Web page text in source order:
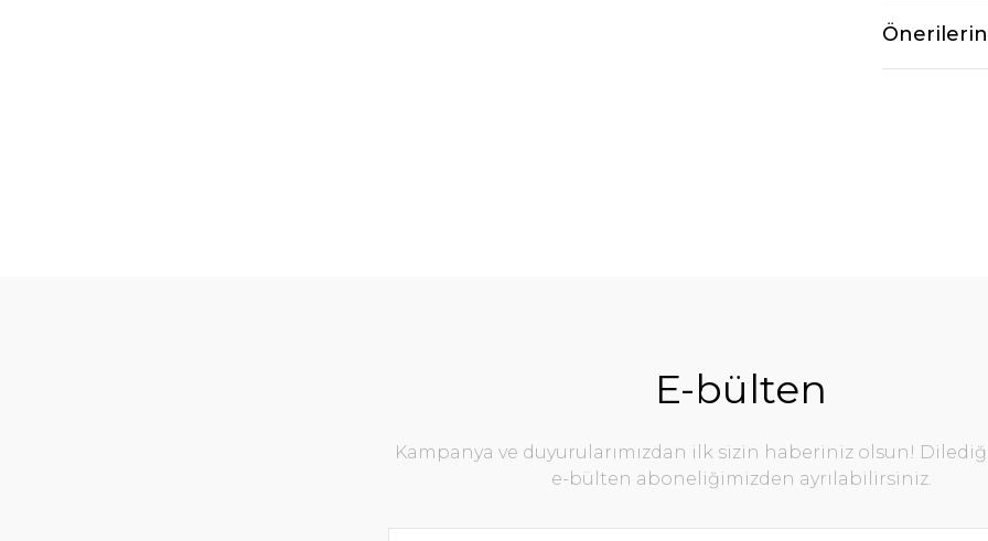
E-bülten
Kampanya ve duyurularımızdan ilk sizin haberiniz olsun!
e-bülten aboneliğimizden ayrılabilirsiniz.